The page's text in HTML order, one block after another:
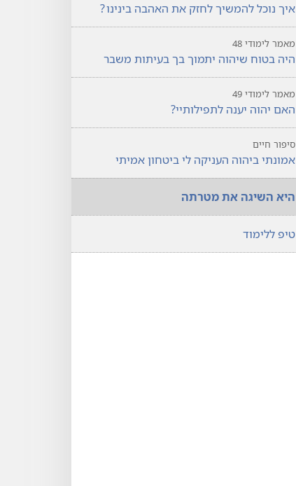
איך נוכל להמשיך לחזק את האהבה בינינו ?‏
מאמר לימודי 48
היה בטוח שיהוה יתמוך בך בעיתות משבר
מאמר לימודי 49
האם יהוה יענה לתפילותיי?‏
סיפור חיים
אמונתי ביהוה העניקה לי ביטחון אמיתי
היא השיגה את מטרתה
טיפ ללימוד